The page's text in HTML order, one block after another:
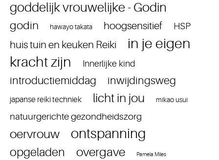
goddelijk vrouwelijke - Godin
godin hawayo takata hoogsensitief HSP
huis tuin en keuken Reiki
in je eigen
kracht zijn
Innerlijke kind
introductiemiddag inwijdingsweg
japanse reiki techniek licht in jou mikao usui
natuurgerichte gezondheidszorg
oervrouw ontspanning
opgeladen overgave Pamela Miles